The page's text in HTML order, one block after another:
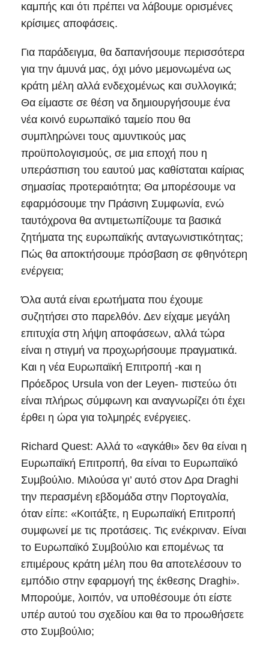
καμπής και ότι πρέπει να λάβουμε ορισμένες
κρίσιμες αποφάσεις.
Για παράδειγμα, θα δαπανήσουμε περισσότερα
για την άμυνά μας, όχι μόνο μεμονωμένα ως
κράτη μέλη αλλά ενδεχομένως και συλλογικά;
Θα είμαστε σε θέση να δημιουργήσουμε ένα
νέα κοινό ευρωπαϊκό ταμείο που θα
συμπληρώνει τους αμυντικούς μας
προϋπολογισμούς, σε μια εποχή που η
υπεράσπιση του εαυτού μας καθίσταται καίριας
σημασίας προτεραιότητα; Θα μπορέσουμε να
εφαρμόσουμε την Πράσινη Συμφωνία, ενώ
ταυτόχρονα θα αντιμετωπίζουμε τα βασικά
ζητήματα της ευρωπαϊκής ανταγωνιστικότητας;
Πώς θα αποκτήσουμε πρόσβαση σε φθηνότερη
ενέργεια;
Όλα αυτά είναι ερωτήματα που έχουμε
συζητήσει στο παρελθόν. Δεν είχαμε μεγάλη
επιτυχία στη λήψη αποφάσεων, αλλά τώρα
είναι η στιγμή να προχωρήσουμε πραγματικά.
Και η νέα Ευρωπαϊκή Επιτροπή -και η
Πρόεδρος Ursula von der Leyen- πιστεύω ότι
είναι πλήρως σύμφωνη και αναγνωρίζει ότι έχει
έρθει η ώρα για τολμηρές ενέργειες.
Richard Quest: Αλλά το «αγκάθι» δεν θα είναι η
Ευρωπαϊκή Επιτροπή, θα είναι το Ευρωπαϊκό
Συμβούλιο. Μιλούσα γι’ αυτό στον Δρα Draghi
την περασμένη εβδομάδα στην Πορτογαλία,
όταν είπε: «Κοιτάξτε, η Ευρωπαϊκή Επιτροπή
συμφωνεί με τις προτάσεις. Τις ενέκριναν. Είναι
το Ευρωπαϊκό Συμβούλιο και επομένως τα
επιμέρους κράτη μέλη που θα αποτελέσουν το
εμπόδιο στην εφαρμογή της έκθεσης Draghi».
Μπορούμε, λοιπόν, να υποθέσουμε ότι είστε
υπέρ αυτού του σχεδίου και θα το προωθήσετε
στο Συμβούλιο;